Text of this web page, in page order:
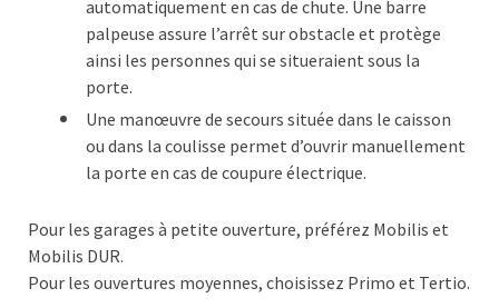
automatiquement en cas de chute. Une barre
palpeuse assure l’arrêt sur obstacle et protège
ainsi les personnes qui se situeraient sous la
porte.
Une manœuvre de secours située dans le caisson
ou dans la coulisse permet d’ouvrir manuellement
la porte en cas de coupure électrique.
Pour les garages à petite ouverture, préférez Mobilis et
Mobilis DUR.
Pour les ouvertures moyennes, choisissez Primo et Tertio.